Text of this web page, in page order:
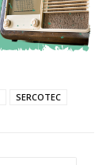
SERCOTEC